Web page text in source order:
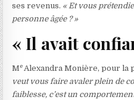
ses revenus. « Et vous
personne âgée ? »
« Il avait
Me Alexandra Monière, pour la
veut vous faire avaler plein de
faiblesse, c’est un